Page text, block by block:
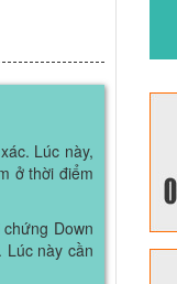
Lúc này,
ở thời điểm
Down
Lúc này cần